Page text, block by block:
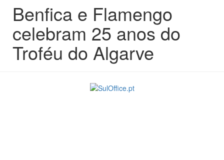
Benfica e Flamengo
celebram 25 anos do
Troféu do Algarve